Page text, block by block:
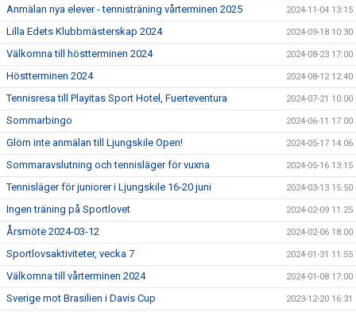
Anmälan nya elever - tennisträning vårterminen 2025 2024-11-04 13:15
Lilla Edets Klubbmästerskap 2024 2024-09-18 10:30
Välkomna till höstterminen 2024 2024-08-23 17:00
Höstterminen 2024 2024-08-12 12:40
Tennisresa till Playitas Sport Hotel, Fuerteventura 2024-07-21 10:00
Sommarbingo 2024-06-11 17:00
Glöm inte anmälan till Ljungskile Open! 2024-05-17 14:06
Sommaravslutning och tennisläger för vuxna 2024-05-16 13:15
Tennisläger för juniorer i Ljungskile 16-20 juni 2024-03-13 15:50
Ingen träning på Sportlovet 2024-02-09 11:25
Årsmöte 2024-03-12 2024-02-06 18:00
Sportlovsaktiviteter, vecka 7 2024-01-31 11:55
Välkomna till vårterminen 2024 2024-01-08 17:00
Sverige mot Brasilien i Davis Cup 2023-12-20 16:31